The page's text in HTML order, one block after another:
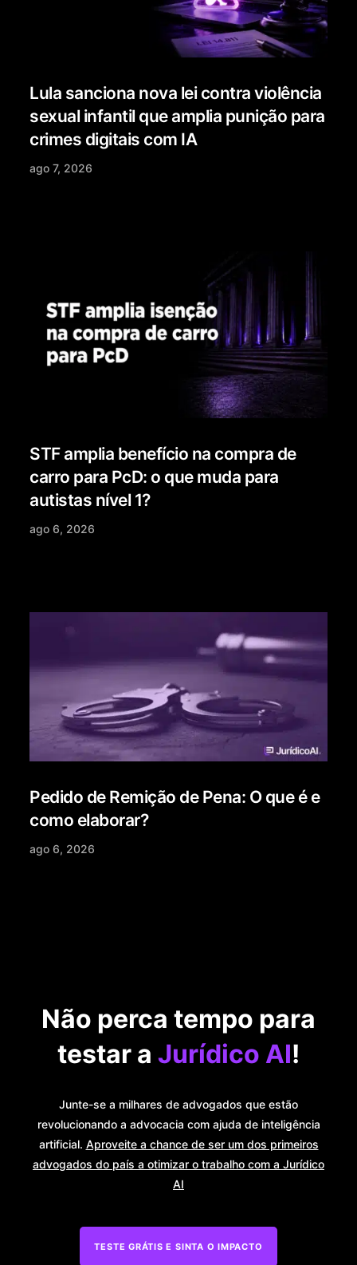
Lula sanciona nova lei contra violência
sexual infantil que amplia punição para
crimes digitais com IA
ago 7, 2026
STF amplia benefício na compra de
carro para PcD: o que muda para
autistas nível 1?
ago 6, 2026
Pedido de Remição de Pena: O que é e
como elaborar?
ago 6, 2026
Não perca tempo para
testar a Jurídico AI!
Junte-se a milhares de advogados que estão
revolucionando a advocacia com ajuda de inteligência
artificial. Aproveite a chance de ser um dos primeiros
advogados do país a otimizar o trabalho com a Jurídico
AI
TESTE GRÁTIS E SINTA O IMPACTO